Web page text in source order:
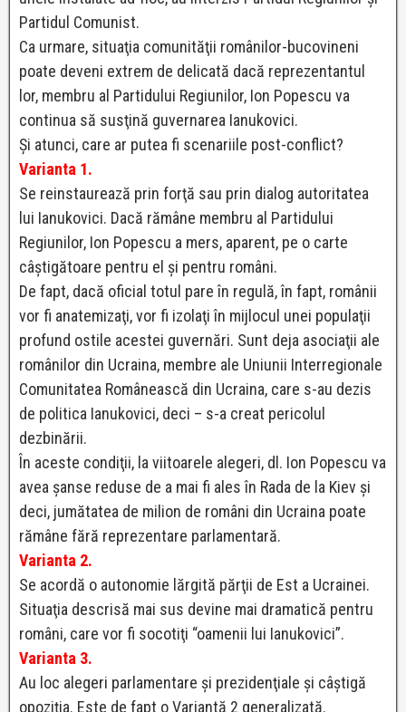
Partidul Comunist.
Ca urmare, situaţia comunităţii românilor-bucovineni
poate deveni extrem de delicată dacă reprezentantul
lor, membru al Partidului Regiunilor, Ion Popescu va
continua să susţină guvernarea Ianukovici.
Şi atunci, care ar putea fi scenariile post-conflict?
Varianta 1.
Se reinstaurează prin forţă sau prin dialog autoritatea
lui Ianukovici. Dacă rămâne membru al Partidului
Regiunilor, Ion Popescu a mers, aparent, pe o carte
câştigătoare pentru el şi pentru români.
De fapt, dacă oficial totul pare în regulă, în fapt, românii
vor fi anatemizaţi, vor fi izolaţi în mijlocul unei populaţii
profund ostile acestei guvernări. Sunt deja asociaţii ale
românilor din Ucraina, membre ale Uniunii Interregionale
Comunitatea Românească din Ucraina, care s-au dezis
de politica Ianukovici, deci – s-a creat pericolul
dezbinării.
În aceste condiţii, la viitoarele alegeri, dl. Ion Popescu va
avea şanse reduse de a mai fi ales în Rada de la Kiev şi
deci, jumătatea de milion de români din Ucraina poate
rămâne fără reprezentare parlamentară.
Varianta 2.
Se acordă o autonomie lărgită părţii de Est a Ucrainei.
Situaţia descrisă mai sus devine mai dramatică pentru
români, care vor fi socotiţi “oamenii lui Ianukovici”.
Varianta 3.
Au loc alegeri parlamentare şi prezidenţiale şi câştigă
opoziţia. Este de fapt o Variantă 2 generalizată.